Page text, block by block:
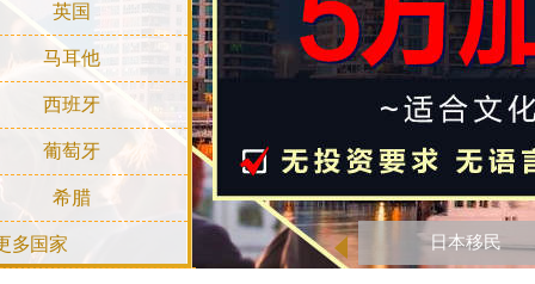
英国
马耳他
西班牙
葡萄牙
希腊
多国家 日本移民